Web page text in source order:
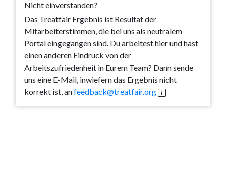
Nicht einverstanden?
Das Treatfair Ergebnis ist Resultat der
Mitarbeiterstimmen, die bei uns als neutralem
Portal eingegangen sind. Du arbeitest hier und hast
einen anderen Eindruck von der
Arbeitszufriedenheit in Eurem Team? Dann sende
uns eine E-Mail, inwiefern das Ergebnis nicht
korrekt ist, anfeedback@treatfair.org